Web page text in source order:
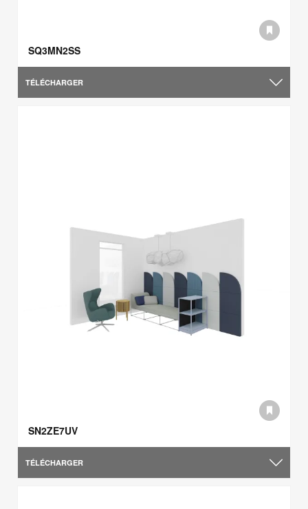
SQ3MN2SS
TÉLÉCHARGER
SN2ZE7UV
TÉLÉCHARGER